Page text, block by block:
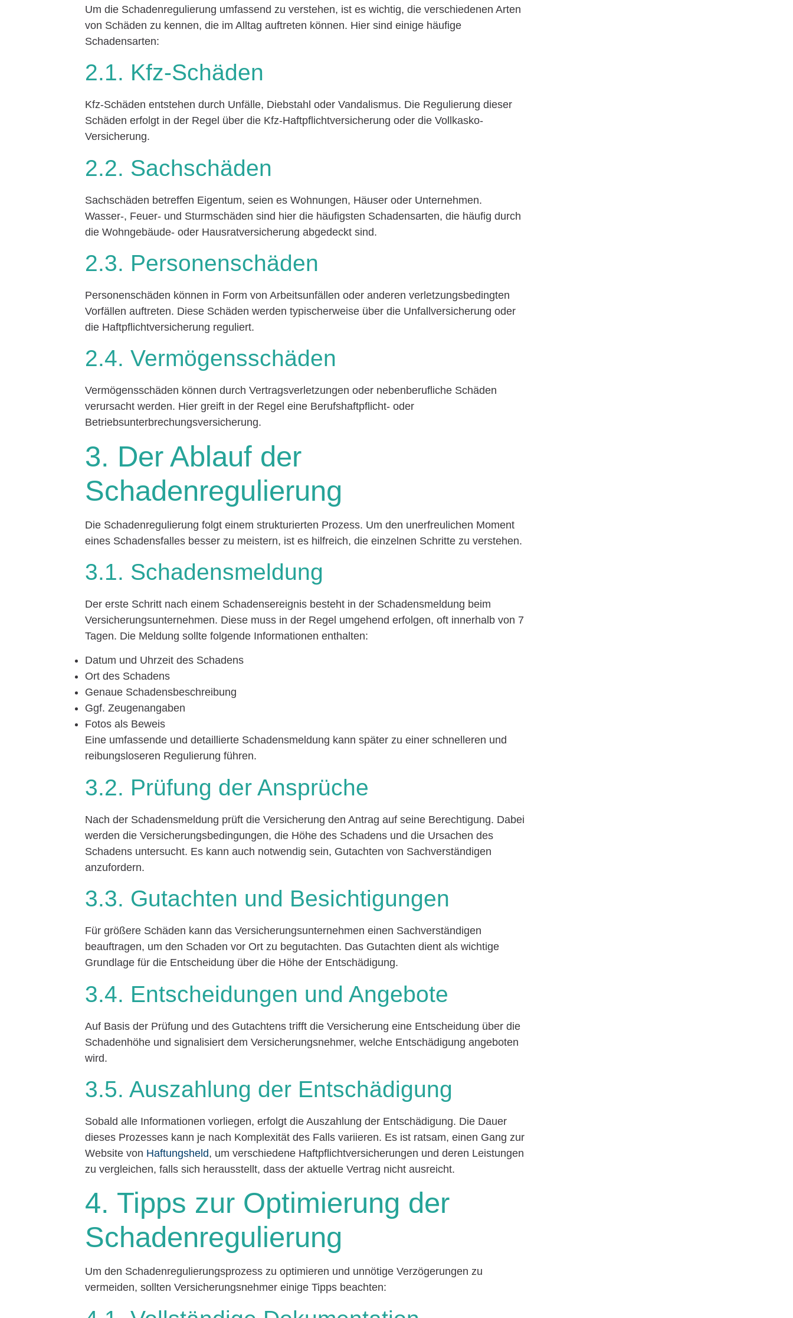
Um die Schadenregulierung umfassend zu verstehen, ist es wichtig, die verschiedenen Arten
von Schäden zu kennen, die im Alltag auftreten können. Hier sind einige häufige
Schadensarten:
2.1. Kfz-Schäden
Kfz-Schäden entstehen durch Unfälle, Diebstahl oder Vandalismus. Die Regulierung dieser
Schäden erfolgt in der Regel über die Kfz-Haftpflichtversicherung oder die Vollkasko-
Versicherung.
2.2. Sachschäden
Sachschäden betreffen Eigentum, seien es Wohnungen, Häuser oder Unternehmen.
Wasser-, Feuer- und Sturmschäden sind hier die häufigsten Schadensarten, die häufig durch
die Wohngebäude- oder Hausratversicherung abgedeckt sind.
2.3. Personenschäden
Personenschäden können in Form von Arbeitsunfällen oder anderen verletzungsbedingten
Vorfällen auftreten. Diese Schäden werden typischerweise über die Unfallversicherung oder
die Haftpflichtversicherung reguliert.
2.4. Vermögensschäden
Vermögensschäden können durch Vertragsverletzungen oder nebenberufliche Schäden
verursacht werden. Hier greift in der Regel eine Berufshaftpflicht- oder
Betriebsunterbrechungsversicherung.
3. Der Ablauf der
Schadenregulierung
Die Schadenregulierung folgt einem strukturierten Prozess. Um den unerfreulichen Moment
eines Schadensfalles besser zu meistern, ist es hilfreich, die einzelnen Schritte zu verstehen.
3.1. Schadensmeldung
Der erste Schritt nach einem Schadensereignis besteht in der Schadensmeldung beim
Versicherungsunternehmen. Diese muss in der Regel umgehend erfolgen, oft innerhalb von 7
Tagen. Die Meldung sollte folgende Informationen enthalten:
Datum und Uhrzeit des Schadens
Ort des Schadens
Genaue Schadensbeschreibung
Ggf. Zeugenangaben
Fotos als Beweis
Eine umfassende und detaillierte Schadensmeldung kann später zu einer schnelleren und
reibungsloseren Regulierung führen.
3.2. Prüfung der Ansprüche
Nach der Schadensmeldung prüft die Versicherung den Antrag auf seine Berechtigung. Dabei
werden die Versicherungsbedingungen, die Höhe des Schadens und die Ursachen des
Schadens untersucht. Es kann auch notwendig sein, Gutachten von Sachverständigen
anzufordern.
3.3. Gutachten und Besichtigungen
Für größere Schäden kann das Versicherungsunternehmen einen Sachverständigen
beauftragen, um den Schaden vor Ort zu begutachten. Das Gutachten dient als wichtige
Grundlage für die Entscheidung über die Höhe der Entschädigung.
3.4. Entscheidungen und Angebote
Auf Basis der Prüfung und des Gutachtens trifft die Versicherung eine Entscheidung über die
Schadenhöhe und signalisiert dem Versicherungsnehmer, welche Entschädigung angeboten
wird.
3.5. Auszahlung der Entschädigung
Sobald alle Informationen vorliegen, erfolgt die Auszahlung der Entschädigung. Die Dauer
dieses Prozesses kann je nach Komplexität des Falls variieren. Es ist ratsam, einen Gang zur
Website von Haftungsheld, um verschiedene Haftpflichtversicherungen und deren Leistungen
zu vergleichen, falls sich herausstellt, dass der aktuelle Vertrag nicht ausreicht.
4. Tipps zur Optimierung der
Schadenregulierung
Um den Schadenregulierungsprozess zu optimieren und unnötige Verzögerungen zu
vermeiden, sollten Versicherungsnehmer einige Tipps beachten: